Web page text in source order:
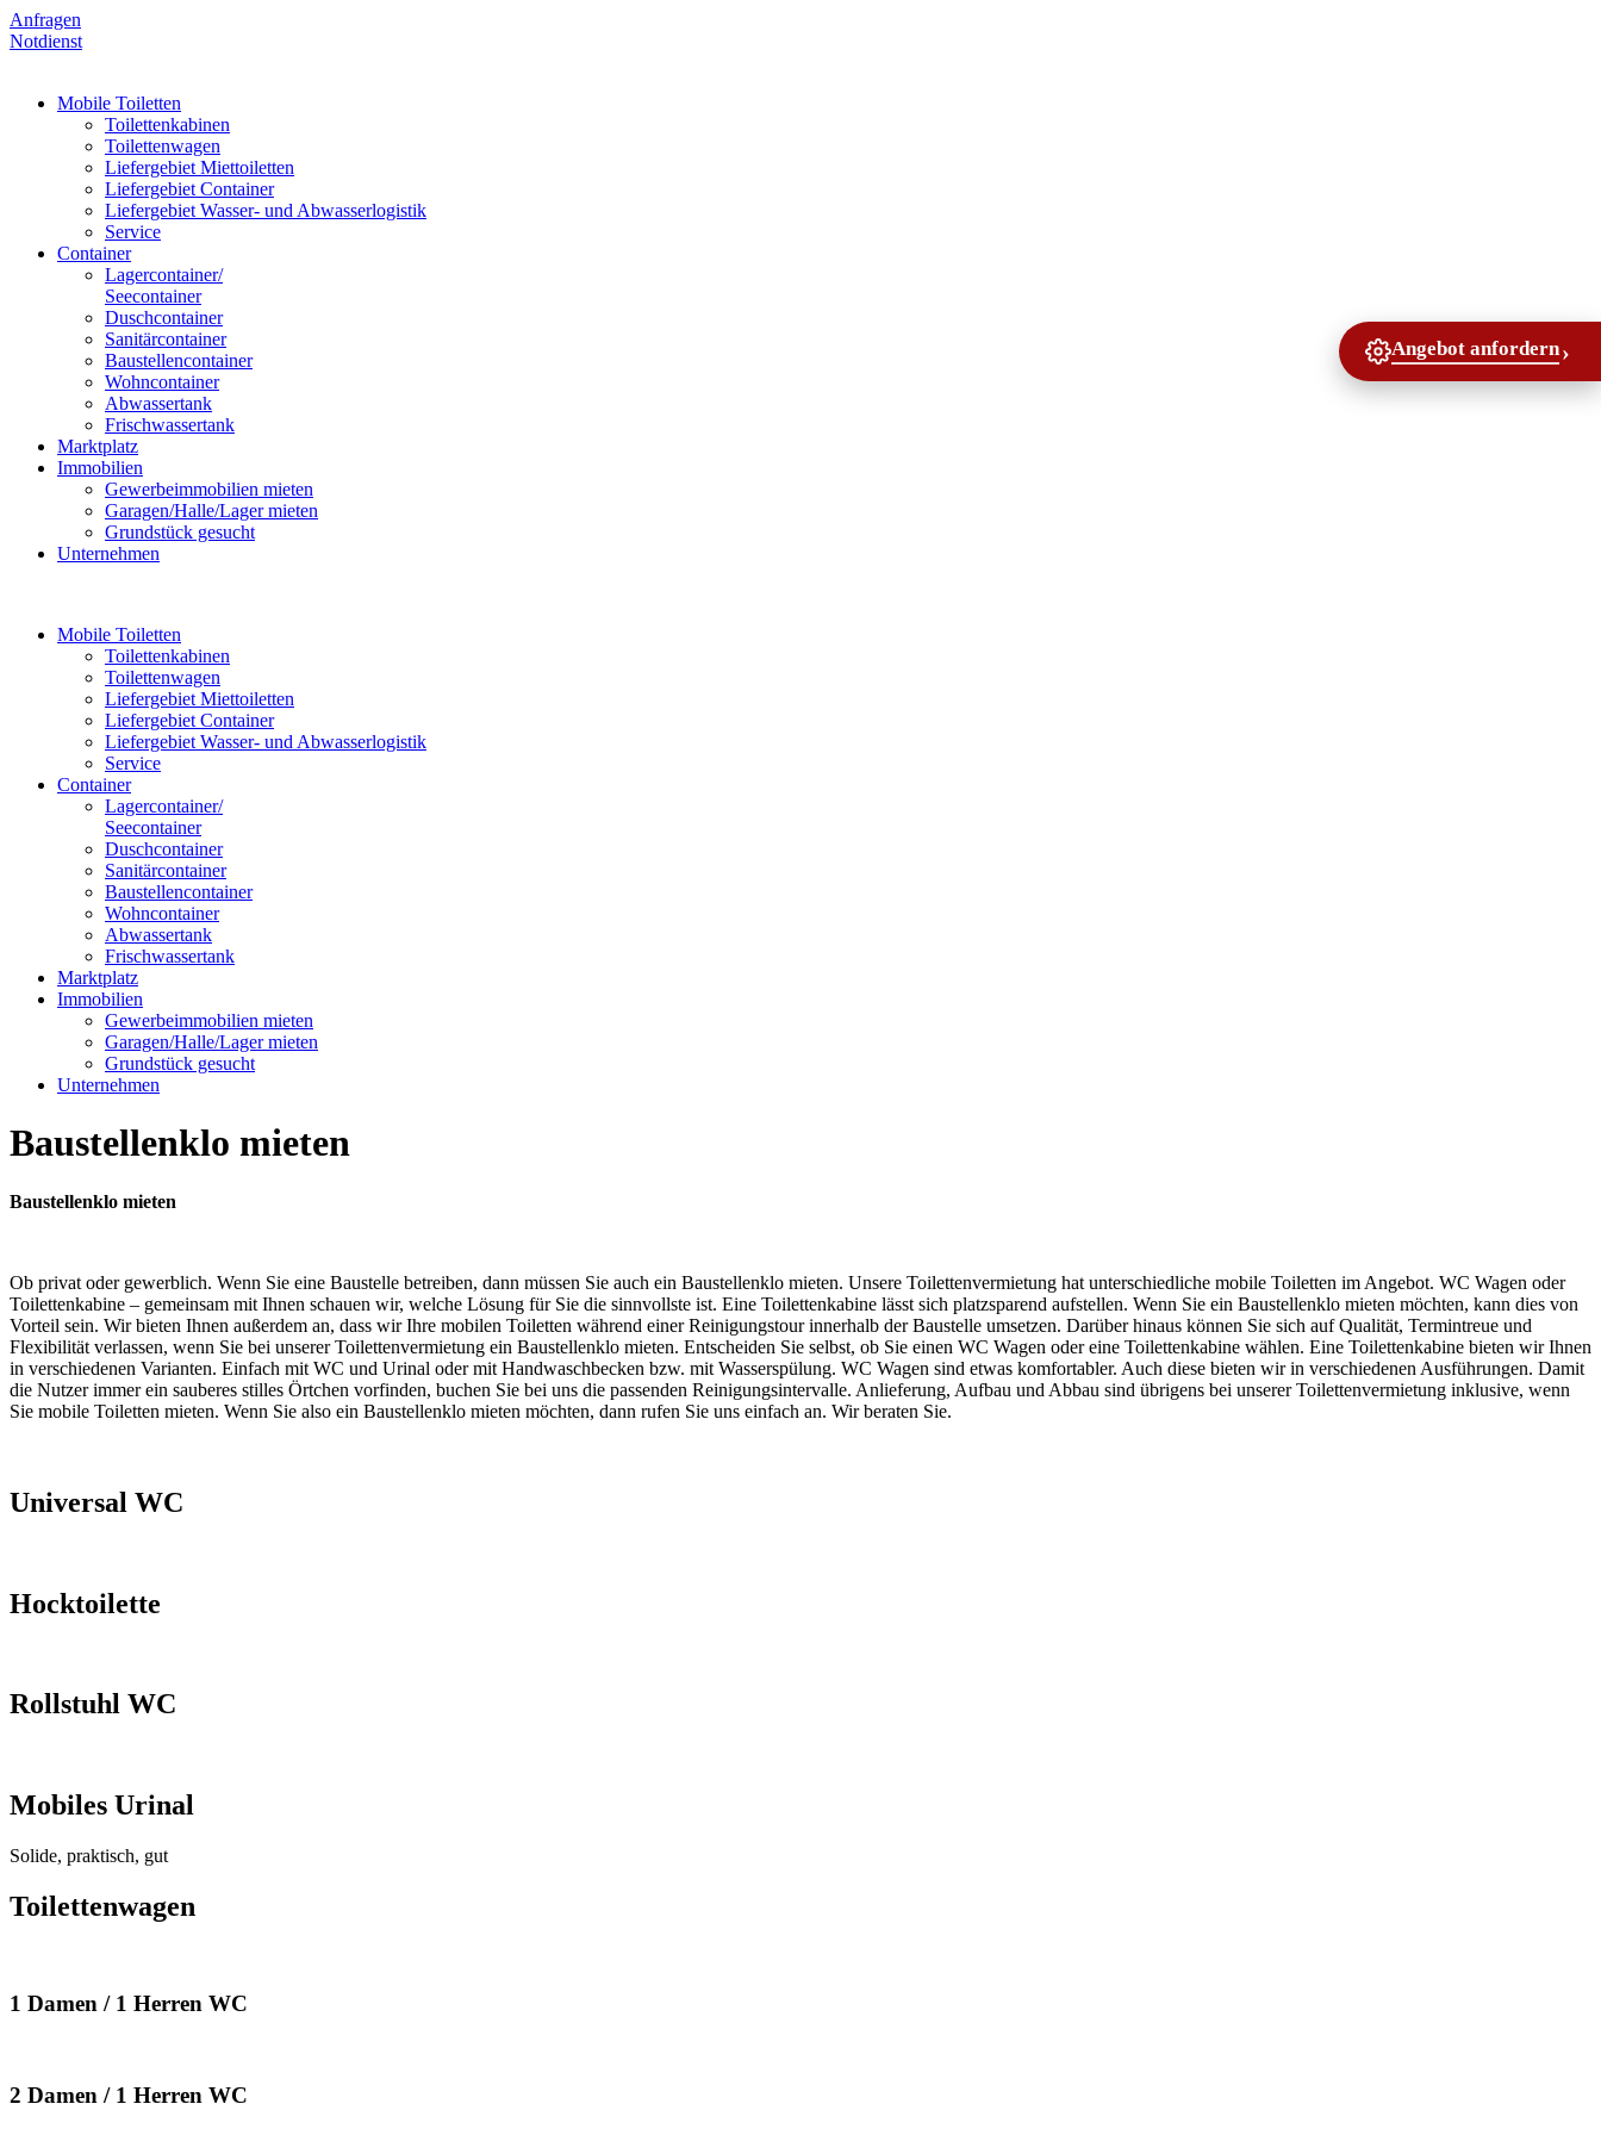
Anfragen
Notdienst
Mobile Toiletten
Toilettenkabinen
Toilettenwagen
Liefergebiet Miettoiletten
Liefergebiet Container
Liefergebiet Wasser- und Abwasserlogistik
Service
Container
Lagercontainer/
Seecontainer
Duschcontainer
Sanitärcontainer
Baustellencontainer
Wohncontainer
Abwassertank
Frischwassertank
Marktplatz
Immobilien
Gewerbeimmobilien mieten
Garagen/Halle/Lager mieten
Grundstück gesucht
Unternehmen
Mobile Toiletten
Toilettenkabinen
Toilettenwagen
Liefergebiet Miettoiletten
Liefergebiet Container
Liefergebiet Wasser- und Abwasserlogistik
Service
Container
Lagercontainer/
Seecontainer
Duschcontainer
Sanitärcontainer
Baustellencontainer
Wohncontainer
Abwassertank
Frischwassertank
Marktplatz
Immobilien
Gewerbeimmobilien mieten
Garagen/Halle/Lager mieten
Grundstück gesucht
Unternehmen
Baustellenklo mieten
Baustellenklo mieten
Ob privat oder gewerblich. Wenn Sie eine Baustelle betreiben, dann müssen Sie auch ein Baustellenklo mieten. Unsere Toilettenvermietung hat unterschiedliche mobile Toiletten im Angebot. WC Wagen oder
Toilettenkabine – gemeinsam mit Ihnen schauen wir, welche Lösung für Sie die sinnvollste ist. Eine Toilettenkabine lässt sich platzsparend aufstellen. Wenn Sie ein Baustellenklo mieten möchten, kann dies von
Vorteil sein. Wir bieten Ihnen außerdem an, dass wir Ihre mobilen Toiletten während einer Reinigungstour innerhalb der Baustelle umsetzen. Darüber hinaus können Sie sich auf Qualität, Termintreue und
Flexibilität verlassen, wenn Sie bei unserer Toilettenvermietung ein Baustellenklo mieten. Entscheiden Sie selbst, ob Sie einen WC Wagen oder eine Toilettenkabine wählen. Eine Toilettenkabine bieten wir Ihnen
in verschiedenen Varianten. Einfach mit WC und Urinal oder mit Handwaschbecken bzw. mit Wasserspülung. WC Wagen sind etwas komfortabler. Auch diese bieten wir in verschiedenen Ausführungen. Damit
die Nutzer immer ein sauberes stilles Örtchen vorfinden, buchen Sie bei uns die passenden Reinigungsintervalle. Anlieferung, Aufbau und Abbau sind übrigens bei unserer Toilettenvermietung inklusive, wenn
Sie mobile Toiletten mieten. Wenn Sie also ein Baustellenklo mieten möchten, dann rufen Sie uns einfach an. Wir beraten Sie.
Universal WC
Hocktoilette
Rollstuhl WC
Mobiles Urinal
Solide, praktisch, gut
Toilettenwagen
1 Damen / 1 Herren WC
2 Damen / 1 Herren WC
Angebot anfordern›